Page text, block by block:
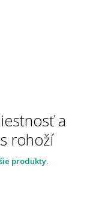
a
rohoží
produkty.